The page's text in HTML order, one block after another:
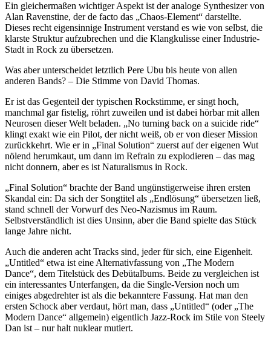
Ein gleichermaßen wichtiger Aspekt ist der analoge Synthesizer von
Alan Ravenstine, der de facto das „Chaos-Element“ darstellte.
Dieses recht eigensinnige Instrument verstand es wie von selbst, die
klarste Struktur aufzubrechen und die Klangkulisse einer Industrie-
Stadt in Rock zu übersetzen.
Was aber unterscheidet letztlich Pere Ubu bis heute von allen
anderen Bands? – Die Stimme von David Thomas.
Er ist das Gegenteil der typischen Rockstimme, er singt hoch,
manchmal gar fistelig, röhrt zuweilen und ist dabei hörbar mit allen
Neurosen dieser Welt beladen. „No turning back on a suicide ride“
klingt exakt wie ein Pilot, der nicht weiß, ob er von dieser Mission
zurückkehrt. Wie er in „Final Solution“ zuerst auf der eigenen Wut
nölend herumkaut, um dann im Refrain zu explodieren – das mag
nicht donnern, aber es ist Naturalismus in Rock.
„Final Solution“ brachte der Band ungünstigerweise ihren ersten
Skandal ein: Da sich der Songtitel als „Endlösung“ übersetzen ließ,
stand schnell der Vorwurf des Neo-Nazismus im Raum.
Selbstverständlich ist dies Unsinn, aber die Band spielte das Stück
lange Jahre nicht.
Auch die anderen acht Tracks sind, jeder für sich, eine Eigenheit.
„Untitled“ etwa ist eine Alternativfassung von „The Modern
Dance“, dem Titelstück des Debütalbums. Beide zu vergleichen ist
ein interessantes Unterfangen, da die Single-Version noch um
einiges abgedrehter ist als die bekanntere Fassung. Hat man den
ersten Schock aber verdaut, hört man, dass „Untitled“ (oder „The
Modern Dance“ allgemein) eigentlich Jazz-Rock im Stile von Steely
Dan ist – nur halt nuklear mutiert.